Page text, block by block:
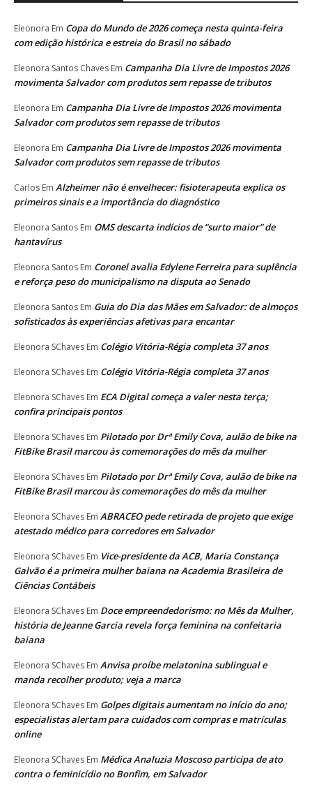
Eleonora Em Copa do Mundo de 2026 começa nesta quinta-feira
com edição histórica e estreia do Brasil no sábado
Eleonora Santos Chaves Em Campanha Dia Livre de Impostos 2026
movimenta Salvador com produtos sem repasse de tributos
Eleonora Em Campanha Dia Livre de Impostos 2026 movimenta
Salvador com produtos sem repasse de tributos
Eleonora Em Campanha Dia Livre de Impostos 2026 movimenta
Salvador com produtos sem repasse de tributos
Carlos Em Alzheimer não é envelhecer: fisioterapeuta explica os
primeiros sinais e a importância do diagnóstico
Eleonora Santos Em OMS descarta indícios de “surto maior” de
hantavírus
Eleonora Santos Em Coronel avalia Edylene Ferreira para suplência
e reforça peso do municipalismo na disputa ao Senado
Eleonora Santos Em Guia do Dia das Mães em Salvador: de almoços
sofisticados às experiências afetivas para encantar
Eleonora SChaves Em Colégio Vitória-Régia completa 37 anos
Eleonora SChaves Em Colégio Vitória-Régia completa 37 anos
Eleonora SChaves Em ECA Digital começa a valer nesta terça;
confira principais pontos
Eleonora SChaves Em Pilotado por Drª Emily Cova, aulão de bike na
FitBike Brasil marcou às comemorações do mês da mulher
Eleonora SChaves Em Pilotado por Drª Emily Cova, aulão de bike na
FitBike Brasil marcou às comemorações do mês da mulher
Eleonora SChaves Em ABRACEO pede retirada de projeto que exige
atestado médico para corredores em Salvador
Eleonora SChaves Em Vice-presidente da ACB, Maria Constança
Galvão é a primeira mulher baiana na Academia Brasileira de
Ciências Contábeis
Eleonora SChaves Em Doce empreendedorismo: no Mês da Mulher,
história de Jeanne Garcia revela força feminina na confeitaria
baiana
Eleonora SChaves Em Anvisa proíbe melatonina sublingual e
manda recolher produto; veja a marca
Eleonora SChaves Em Golpes digitais aumentam no início do ano;
especialistas alertam para cuidados com compras e matrículas
online
Eleonora SChaves Em Médica Analuzia Moscoso participa de ato
contra o feminicídio no Bonfim, em Salvador